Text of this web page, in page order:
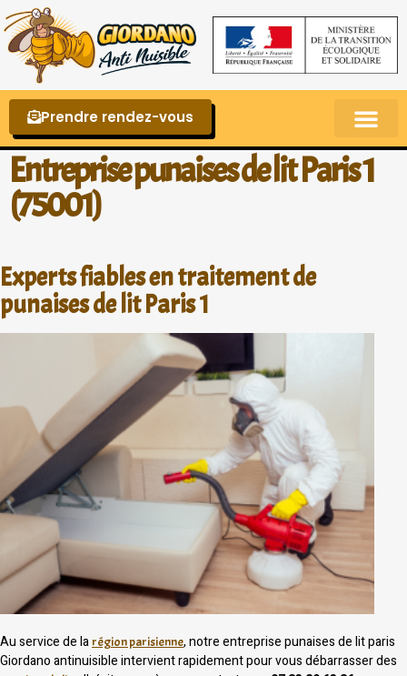
Prendre rendez-vous
Entreprise punaises de lit Paris 1
(75001)
Experts fiables en traitement de
punaises de lit Paris 1
Au service de larégion parisienne, notre entreprise punaises de lit paris
Giordano antinuisible intervient rapidement pour vous débarrasser des